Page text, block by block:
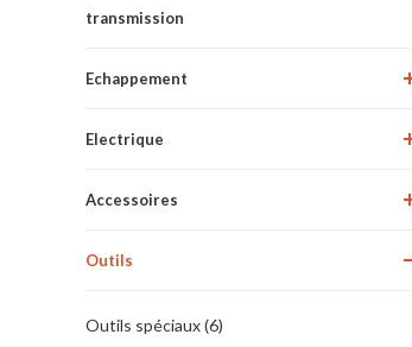
transmission
Echappement
Electrique
Accessoires
Outils
Outils spéciaux (6)